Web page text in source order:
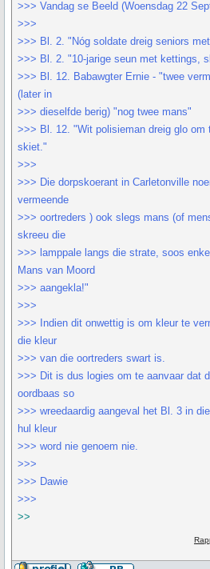
>>> Vandag se Beeld (Woensdag 22
>>>
>>> Bl. 2. "Nóg soldate dreig seniors
>>> Bl. 2. "10-jarige seun met kettings,
>>> Bl. 12. Babawgter Ernie - "twee
(later in
>>> dieselfde berig) "nog twee mans"
>>> Bl. 12. "Wit polisieman dreig glo om
skiet."
>>>
>>> Die dorpskoerant in Carletonville
vermeende
>>> oortreders ) ook slegs mans (of
skreeu die
>>> lamppale langs die strate, soos
Mans van Moord
>>> aangekla!"
>>>
>>> Indien dit onwettig is om kleur te
die kleur
>>> van die oortreders swart is.
>>> Dit is dus logies om te aanvaar dat
oordbaas so
>>> wreedaardig aangeval het Bl. 3 in
hul kleur
>>> word nie genoem nie.
>>>
>>> Dawie
>>>
>>